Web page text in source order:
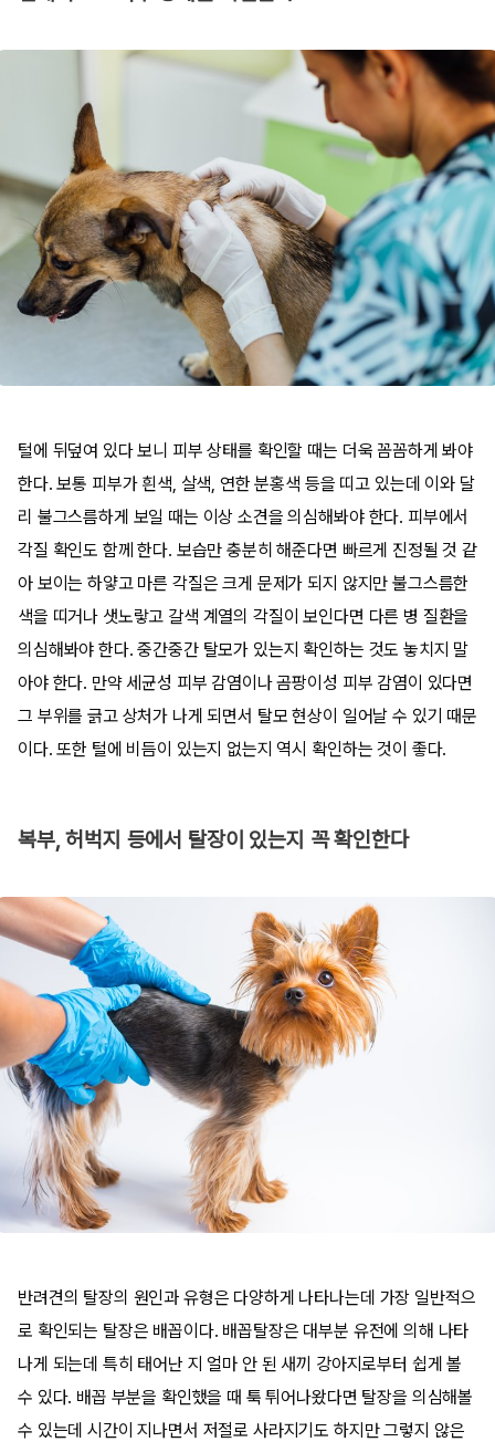
털에 뒤덮여 있다 보니 피부 상태를 확인할 때는 더욱 꼼꼼하게 봐야
한다. 보통 피부가 흰색, 살색, 연한 분홍색 등을 띠고 있는데 이와 달
리 불그스름하게 보일 때는 이상 소견을 의심해봐야 한다. 피부에서
각질 확인도 함께 한다. 보습만 충분히 해준다면 빠르게 진정될 것 같
아 보이는 하얗고 마른 각질은 크게 문제가 되지 않지만 불그스름한
색을 띠거나 샛노랗고 갈색 계열의 각질이 보인다면 다른 병 질환을
의심해봐야 한다. 중간중간 탈모가 있는지 확인하는 것도 놓치지 말
아야 한다. 만약 세균성 피부 감염이나 곰팡이성 피부 감염이 있다면
그 부위를 긁고 상처가 나게 되면서 탈모 현상이 일어날 수 있기 때문
이다. 또한 털에 비듬이 있는지 없는지 역시 확인하는 것이 좋다.
복부, 허벅지 등에서 탈장이 있는지 꼭 확인한다
반려견의 탈장의 원인과 유형은 다양하게 나타나는데 가장 일반적으
로 확인되는 탈장은 배꼽이다. 배꼽탈장은 대부분 유전에 의해 나타
나게 되는데 특히 태어난 지 얼마 안 된 새끼 강아지로부터 쉽게 볼
수 있다. 배꼽 부분을 확인했을 때 툭 튀어나왔다면 탈장을 의심해볼
수 있는데 시간이 지나면서 저절로 사라지기도 하지만 그렇지 않은